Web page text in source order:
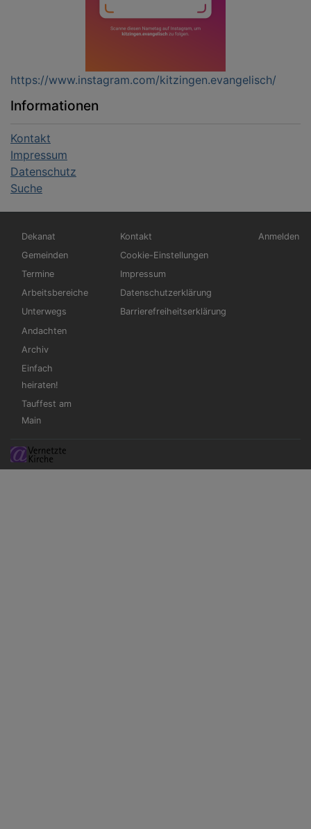
https://www.instagram.com/kitzingen.evangelisch/
Informationen
Kontakt
Impressum
Datenschutz
Suche
Hauptnavigation
Dekanat
Gemeinden
Termine
Arbeitsbereiche
Unterwegs
Andachten
Archiv
Einfach
heiraten!
Tauffest am
Main
Fußbereichsmenü
Kontakt
Cookie-Einstellungen
Impressum
Datenschutzerklärung
Barrierefreiheitserklärung
Anmelden